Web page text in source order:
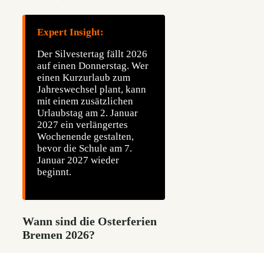
Expert Insight:
Der Silvestertag fällt 2026
auf einen Donnerstag. Wer
einen Kurzurlaub zum
Jahreswechsel plant, kann
mit einem zusätzlichen
Urlaubstag am 2. Januar
2027 ein verlängertes
Wochenende gestalten,
bevor die Schule am 7.
Januar 2027 wieder
beginnt.
Wann sind die Osterferien
Bremen 2026?